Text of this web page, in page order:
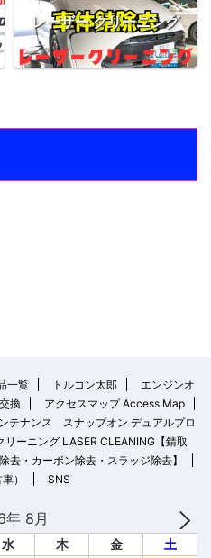
レーザー クリーニング
一覧 トルコン太郎
エンジンオ
換
アクセスマップ Access Map
テナンス スナップオン デュアルプロ
リーニング LASER CLEANING【錆取
去・カーボン除去・スラッジ除去】
）
SNS
年 8月
水 木 金 土